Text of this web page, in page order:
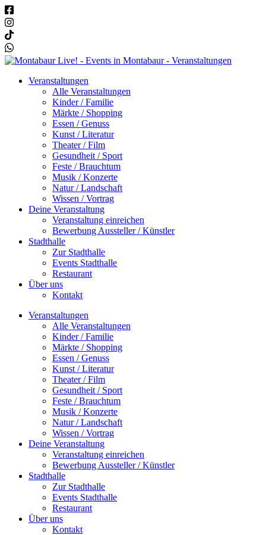
Veranstaltungen
Alle Veranstaltungen
Kinder / Familie
Märkte / Shopping
Essen / Genuss
Kunst / Literatur
Theater / Film
Gesundheit / Sport
Feste / Brauchtum
Musik / Konzerte
Natur / Landschaft
Wissen / Vortrag
Deine Veranstaltung
Veranstaltung einreichen
Bewerbung Aussteller / Künstler
Stadthalle
Zur Stadthalle
Events Stadthalle
Restaurant
Über uns
Kontakt
Veranstaltungen
Alle Veranstaltungen
Kinder / Familie
Märkte / Shopping
Essen / Genuss
Kunst / Literatur
Theater / Film
Gesundheit / Sport
Feste / Brauchtum
Musik / Konzerte
Natur / Landschaft
Wissen / Vortrag
Deine Veranstaltung
Veranstaltung einreichen
Bewerbung Aussteller / Künstler
Stadthalle
Zur Stadthalle
Events Stadthalle
Restaurant
Über uns
Kontakt